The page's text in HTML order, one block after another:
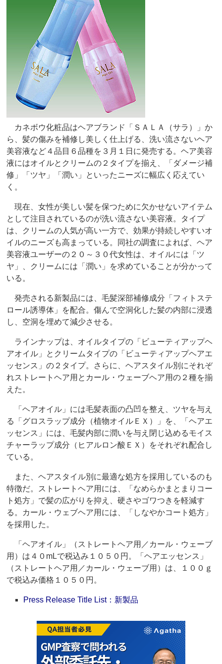
カネボウ化粧品はヘアブランド「ＳＡＬＡ（サラ）」か
ら、髪の傷みを補修し美しく仕上げる、洗い流さないヘア
美容液など４品目６品種を３月１日に発売する。ヘア美容
液にはオイルとクリームの２タイプを揃え、「ダメージ補
修」「ツヤ」「潤い」といったニーズに幅広く応えてい
く。
現在、女性が美しい髪を保つために欠かせないアイテム
として注目されているのが洗い流さない美容液。タイプ
は、クリームの人気が高い一方で、効果が持続しやすいオ
イルのニーズも高まっている。同社の調査によれば、ヘア
美容液ユーザーの２０～３０代女性は、オイルには「ツ
ヤ」、クリームには「潤い」を求めていることが分かって
いる。
発売される新製品には、毛髪深部補修成分「フィトステ
ロール誘導体」を配合。傷んで空洞化した髪の内部に浸透
し、空洞を埋めて減少させる。
ラインナップは、オイルタイプの「ビューティアップヘ
アオイル」とクリームタイプの「ビューティアップヘアエ
ッセンス」の２タイプ。さらに、ヘアスタイル別にそれぞ
れストレートヘア用とカール・ウェーブヘア用の２種を揃
えた。
「ヘアオイル」には毛髪表面の凸凹を整え、ツヤを与え
る「グロスラップ成分（植物オイルＥＸ）」を、「ヘアエ
ッセンス」には、毛髪内部に潤いを与え閉じ込めるモイス
チャーラップ成分（ヒアルロン酸ＥＸ）をそれぞれ配合し
ている。
また、ヘアスタイル別に最適な処方を採用しているのも
特徴だ。ストレートヘア用には、「なめらかまとまりコー
ト処方」で髪の広がりを抑え、硬さやゴワつきを軽減す
る。カール・ウェブヘア用には、「しなやかコート処方」
を採用した。
「ヘアオイル」（ストレートヘア用／カール・ウェーブ
用）は４０mLで税込み１０５０円。「ヘアエッセンス」
（ストレートヘア用／カール・ウェーブ用）は、１００ｇ
で税込み価格１０５０円。
Press Release Title List：新製品